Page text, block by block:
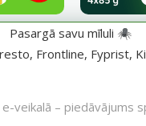
Pasargā savu mīluli 🕷️
Frontline, Fyprist,
veikalā – piedāvājums